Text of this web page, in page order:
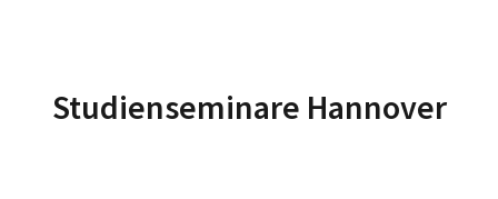
Studienseminare Hannover